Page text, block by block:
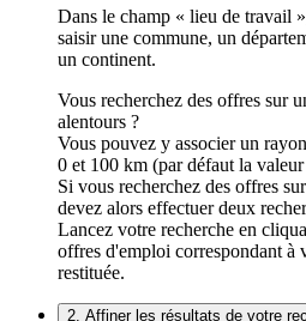
Dans le champ « lieu de travail
saisir une commune, un
un continent.
Vous recherchez des offres sur
alentours ?
Vous pouvez y associer un
0 et 100 km (par défaut la
Si vous recherchez des offres
devez alors effectuer deux
Lancez votre recherche en
offres d'emploi correspondant à
restituée.
2. Affiner les résultats de votre